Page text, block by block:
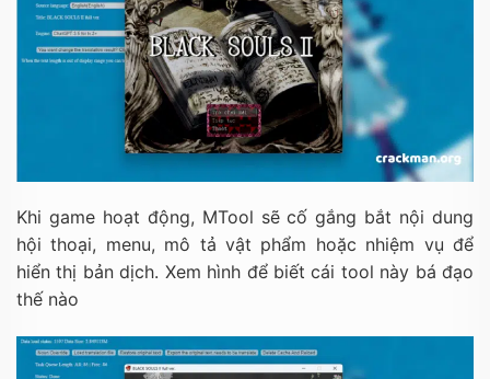
Khi game hoạt động, MTool sẽ cố gắng bắt nội dung
hội thoại, menu, mô tả vật phẩm hoặc nhiệm vụ để
hiển thị bản dịch. Xem hình để biết cái tool này bá đạo
thế nào